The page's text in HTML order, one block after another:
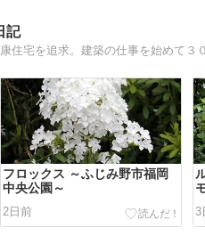
記
住宅を追求。建築の仕事を始めて３
フロックス ～ふじみ野市福岡
中央公園～
2日前
3